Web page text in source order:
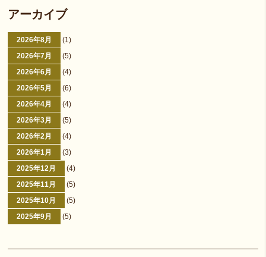
アーカイブ
2026年8月
(1)
2026年7月
(5)
2026年6月
(4)
2026年5月
(6)
2026年4月
(4)
2026年3月
(5)
2026年2月
(4)
2026年1月
(3)
2025年12月
(4)
2025年11月
(5)
2025年10月
(5)
2025年9月
(5)